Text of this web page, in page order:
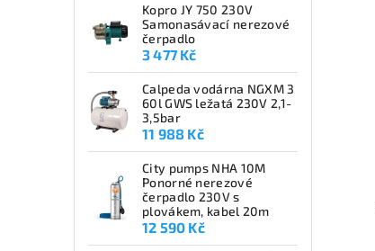
Kopro JY 750 230V
Samonasávací nerezové
čerpadlo
3 477 Kč
Calpeda vodárna NGXM 3
60l GWS ležatá 230V 2,1-
3,5bar
11 988 Kč
City pumps NHA 10M
Ponorné nerezové
čerpadlo 230V s
plovákem, kabel 20m
12 590 Kč